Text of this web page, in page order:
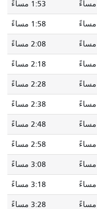
1:53 مساءً
1:58 مساءً
2:08 مساءً
2:18 مساءً
2:28 مساءً
2:38 مساءً
2:48 مساءً
2:58 مساءً
3:08 مساءً
3:18 مساءً
3:28 مساءً